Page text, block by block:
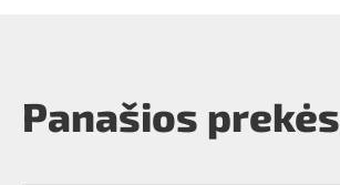
Panašios prekės